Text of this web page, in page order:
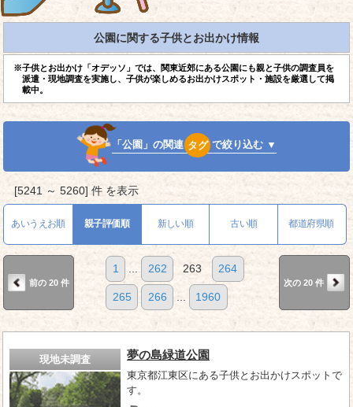
公園に関する子供とお出かけ情報
※子供とお出かけ「オデッソ」では、関東近郊にある公園にも親と子供の調査員を
派遣・現地調査を実施し、子供が楽しめるお出かけスポット・施設を厳選して掲
載中。
「公園」の関連 タグ で絞り込む ▼
[5241 ～ 5260] 件 を表示
あいうえお順 親子評価順 新しい順 古い順 都道府県順
前の 20 件
1 ... 262 263 264
265 266 ... 1960
次の 20 件
現地未調査 夢の島緑道公園
東京都江東区にある子供とお出かけスポットで
す。